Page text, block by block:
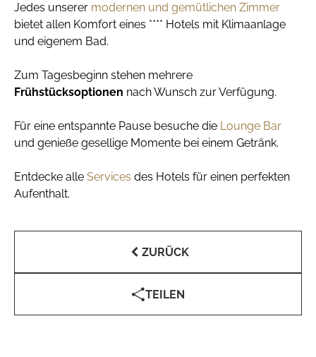
Jedes unserer modernen und gemütlichen Zimmer
bietet allen Komfort eines **** Hotels mit Klimaanlage
und eigenem Bad.
Zum Tagesbeginn stehen mehrere
Frühstücksoptionen nach Wunsch zur Verfügung.
Für eine entspannte Pause besuche die Lounge Bar
und genieße gesellige Momente bei einem Getränk.
Entdecke alle Services des Hotels für einen perfekten
Aufenthalt.
ZURÜCK
TEILEN